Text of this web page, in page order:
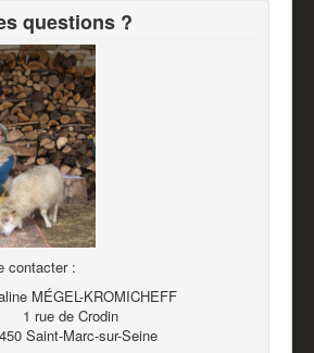
questions ?
contacter :
MÉGEL-KROMICHEFF
1 rue de Crodin
Saint-Marc-sur-Seine